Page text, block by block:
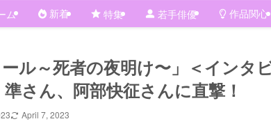
ム 新着 特集 若手俳優 作品関心
ル～死者の夜明け〜」＜インタ
さん、阿部快征さんに直撃！
April 7, 2023